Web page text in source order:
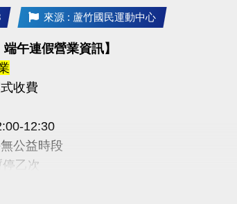
zh_TW/news/pageID/1/
動中心
來源 : 蘆竹國民運動中心
午連假營業資訊】
收費
12:30
公益時段
乙次